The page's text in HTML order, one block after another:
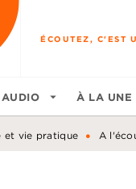
ÉCOUTEZ, C'EST
arrow_drop_down À LA UNE
et vie pratique • A